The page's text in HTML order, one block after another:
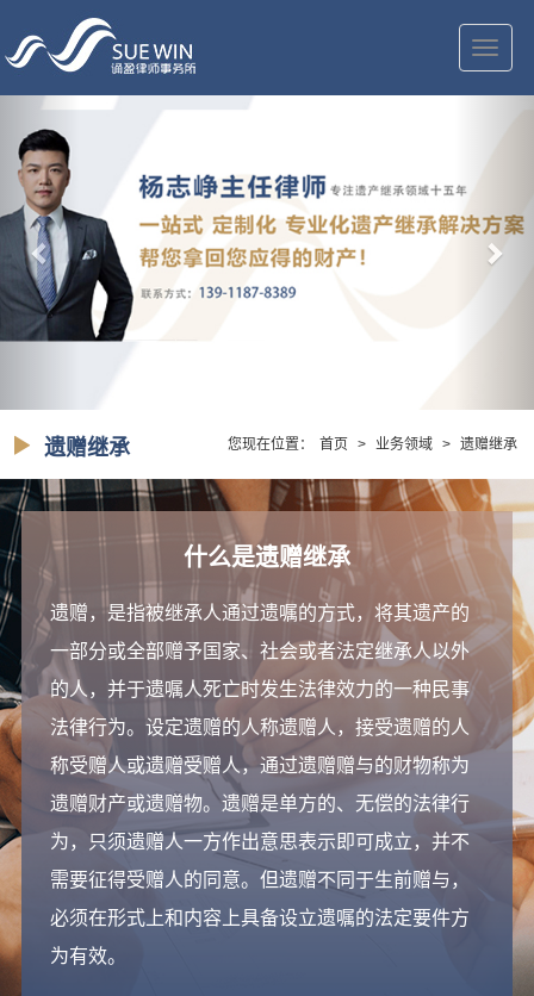
切
换
导
您现在位置： 首页 > 业务领域 > 遗赠继承
遗赠继承
什么是遗赠继承
遗赠，是指被继承人通过遗嘱的方式，将其遗产的
一部分或全部赠予国家、社会或者法定继承人以外
的人，并于遗嘱人死亡时发生法律效力的一种民事
法律行为。设定遗赠的人称遗赠人，接受遗赠的人
称受赠人或遗赠受赠人，通过遗赠赠与的财物称为
遗赠财产或遗赠物。遗赠是单方的、无偿的法律行
为，只须遗赠人一方作出意思表示即可成立，并不
需要征得受赠人的同意。但遗赠不同于生前赠与，
必须在形式上和内容上具备设立遗嘱的法定要件方
为有效。